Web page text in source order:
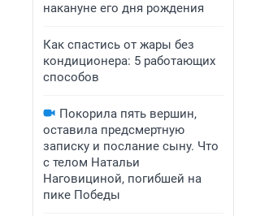
накануне его дня рождения
Как спастись от жары без
кондиционера: 5 работающих
способов
Покорила пять вершин,
оставила предсмертную
записку и послание сыну. Что
с телом Натальи
Наговициной, погибшей на
пике Победы